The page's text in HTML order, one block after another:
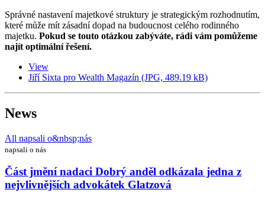
Správné nastavení majetkové struktury je strategickým rozhodnutím,
které může mít zásadní dopad na budoucnost celého rodinného
majetku. Pokud se touto otázkou zabýváte, rádi vám pomůžeme
najít optimální řešení.
View
Jiří Sixta pro Wealth Magazín (JPG, 489.19 kB)
News
All napsali o&nbsp;nás
napsali o nás
Část jmění nadaci Dobrý anděl odkázala jedna z
nejvlivnějších advokátek Glatzová